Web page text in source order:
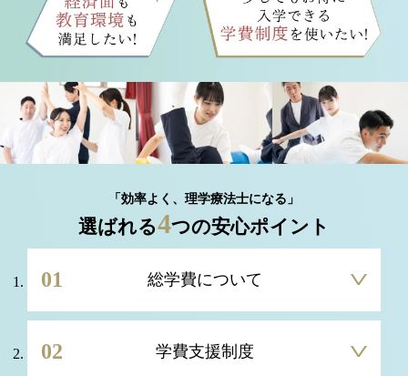
「効率よく、理学療法士になる」
選ばれる4つの安心ポイント
01 総学費について
02 学費支援制度